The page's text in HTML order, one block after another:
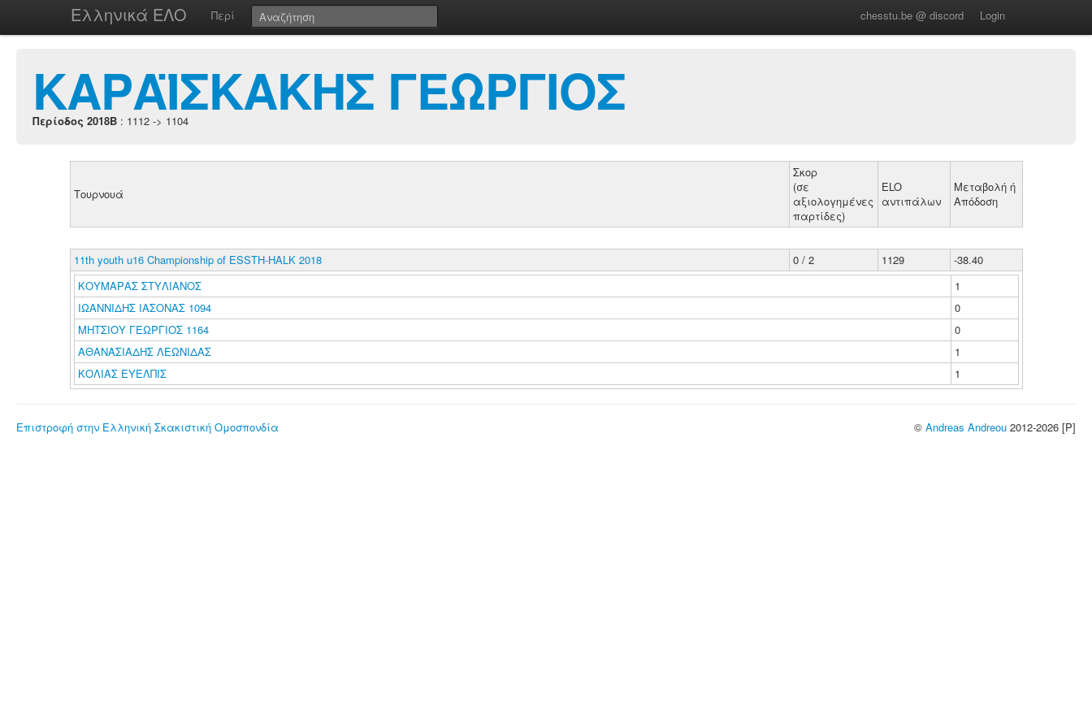
Ελληνικά ΕΛΟ Περί chesstu.be @ discord Login
ΚΑΡΑΪΣΚΑΚΗΣ ΓΕΩΡΓΙΟΣ
Περίοδος 2018B : 1112 -> 1104
Τουρνουά
Σκορ
(σε
αξιολογημένες
παρτίδες)
ELO
αντιπάλων
Μεταβολή ή
Απόδοση
11th youth u16 Championship of ESSTH-HALK 2018 0 / 2 1129
-38.40
ΚΟΥΜΑΡΑΣ ΣΤΥΛΙΑΝΟΣ
1
ΙΩΑΝΝΙΔΗΣ ΙΑΣΟΝΑΣ 1094
0
ΜΗΤΣΙΟΥ ΓΕΩΡΓΙΟΣ 1164
0
ΑΘΑΝΑΣΙΑΔΗΣ ΛΕΩΝΙΔΑΣ
1
ΚΟΛΙΑΣ ΕΥΕΛΠΙΣ
1
Επιστροφή στην Ελληνική Σκακιστική Ομοσπονδία © Andreas Andreou 2012-2026 [P]